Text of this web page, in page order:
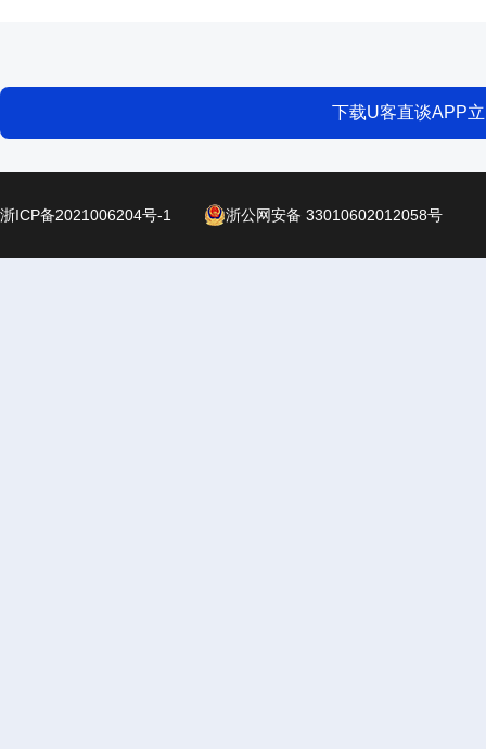
下载U客直谈APP
浙ICP备2021006204号-1 浙公网安备 33010602012058号